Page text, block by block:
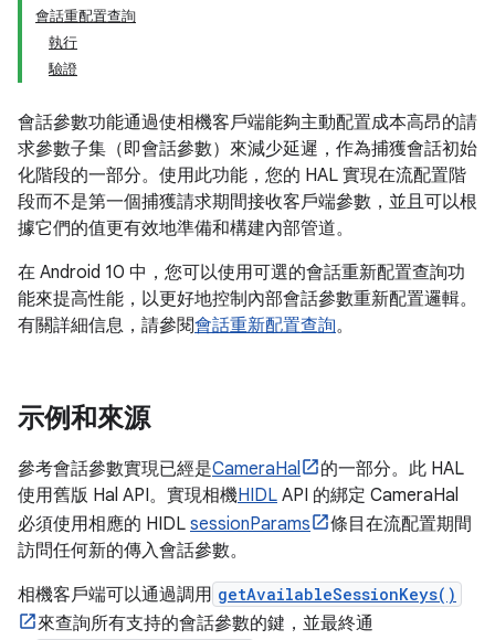
會話重配置查詢
執行
驗證
會話參數功能通過使相機客戶端能夠主動配置成本高昂的請
求參數子集（即會話參數）來減少延遲，作為捕獲會話初始
化階段的一部分。使用此功能，您的 HAL 實現在流配置階
段而不是第一個捕獲請求期間接收客戶端參數，並且可以根
據它們的值更有效地準備和構建內部管道。
在 Android 10 中，您可以使用可選的會話重新配置查詢功
能來提高性能，以更好地控制內部會話參數重新配置邏輯。
有關詳細信息，請參閱會話重新配置查詢。
示例和來源
參考會話參數實現已經是CameraHal
的一部分。此 HAL
使用舊版 Hal API。實現相機HIDL API 的綁定 CameraHal
必須使用相應的 HIDL sessionParams
條目在流配置期間
訪問任何新的傳入會話參數。
相機客戶端可以通過調用 getAvailableSessionKeys()
來查詢所有支持的會話參數的鍵，並最終通